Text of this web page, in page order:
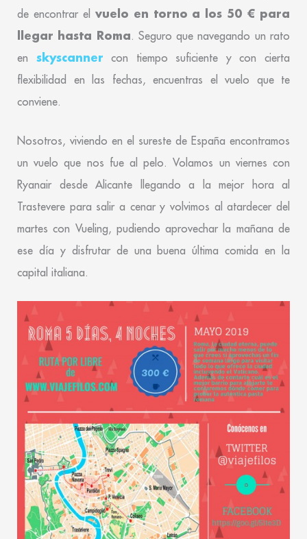
de encontrar el vuelo en torno a los 50 € para
llegar hasta Roma. Seguro que navegando un rato
en skyscanner con tiempo suficiente y con cierta
flexibilidad en las fechas, encuentras el vuelo que te
conviene.
Nosotros, viviendo en el sureste de España encontramos
un vuelo que nos fue al pelo. Volamos un viernes con
Ryanair desde Alicante llegando a la mejor hora al
Trastevere para salir a cenar y volvimos al atardecer del
martes con Vueling, pudiendo aprovechar la mañana de
ese día y disfrutar de una buena última comida en la
capital italiana.